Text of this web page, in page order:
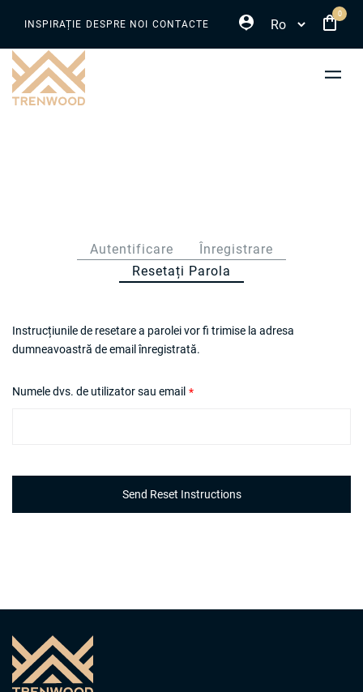
conținutul
principal
INSPIRAȚIE DESPRE NOI CONTACTE
0
Filele
principale
Autentificare
Înregistrare
Resetați Parola
Activ)
Numele dvs. de utilizator sau email
Instrucțiunile de resetare a parolei vor fi trimise la adresa
dumneavoastră de email înregistrată.